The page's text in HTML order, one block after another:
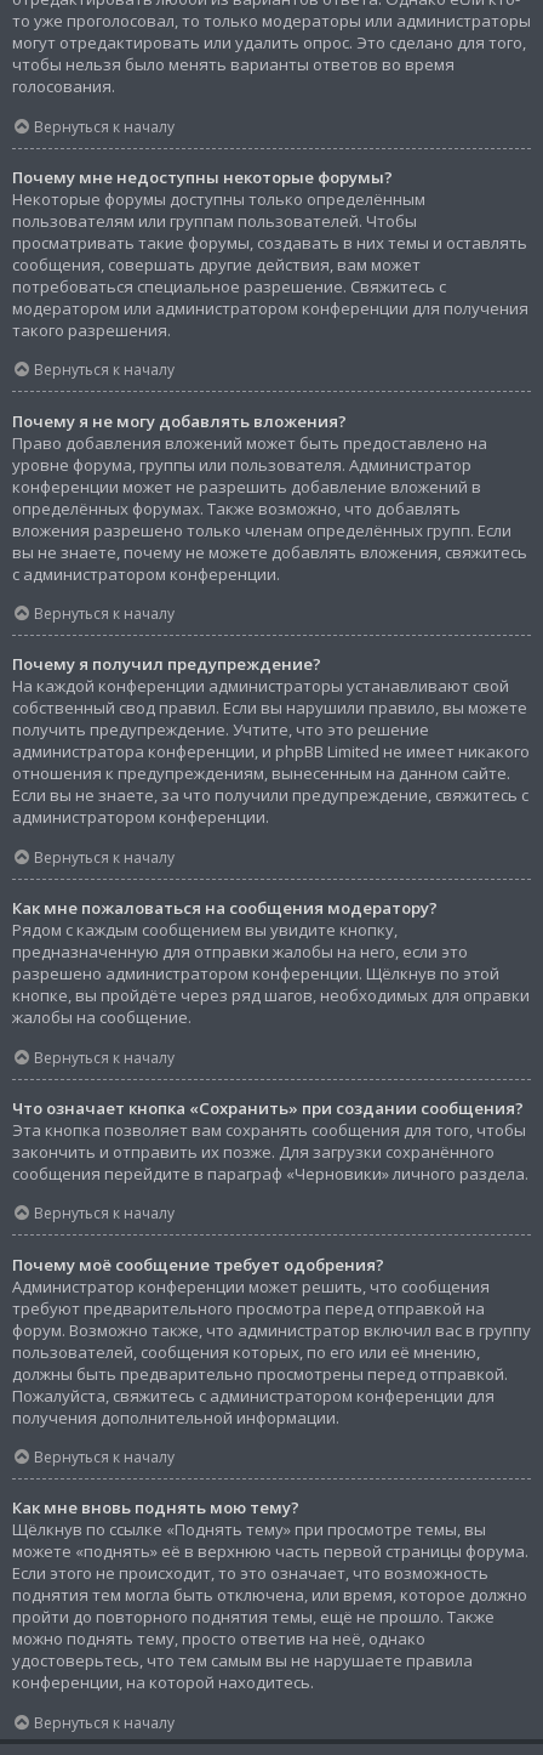
то уже проголосовал, то только модераторы или администраторы
могут отредактировать или удалить опрос. Это сделано для того,
чтобы нельзя было менять варианты ответов во время
голосования.
Вернуться к началу
Почему мне недоступны некоторые форумы?
Некоторые форумы доступны только определённым
пользователям или группам пользователей. Чтобы
просматривать такие форумы, создавать в них темы и оставлять
сообщения, совершать другие действия, вам может
потребоваться специальное разрешение. Свяжитесь с
модератором или администратором конференции для получения
такого разрешения.
Вернуться к началу
Почему я не могу добавлять вложения?
Право добавления вложений может быть предоставлено на
уровне форума, группы или пользователя. Администратор
конференции может не разрешить добавление вложений в
определённых форумах. Также возможно, что добавлять
вложения разрешено только членам определённых групп. Если
вы не знаете, почему не можете добавлять вложения, свяжитесь
с администратором конференции.
Вернуться к началу
Почему я получил предупреждение?
На каждой конференции администраторы устанавливают свой
собственный свод правил. Если вы нарушили правило, вы можете
получить предупреждение. Учтите, что это решение
администратора конференции, и phpBB Limited не имеет никакого
отношения к предупреждениям, вынесенным на данном сайте.
Если вы не знаете, за что получили предупреждение, свяжитесь с
администратором конференции.
Вернуться к началу
Как мне пожаловаться на сообщения модератору?
Рядом с каждым сообщением вы увидите кнопку,
предназначенную для отправки жалобы на него, если это
разрешено администратором конференции. Щёлкнув по этой
кнопке, вы пройдёте через ряд шагов, необходимых для оправки
жалобы на сообщение.
Вернуться к началу
Что означает кнопка «Сохранить» при создании сообщения?
Эта кнопка позволяет вам сохранять сообщения для того, чтобы
закончить и отправить их позже. Для загрузки сохранённого
сообщения перейдите в параграф «Черновики» личного раздела.
Вернуться к началу
Почему моё сообщение требует одобрения?
Администратор конференции может решить, что сообщения
требуют предварительного просмотра перед отправкой на
форум. Возможно также, что администратор включил вас в группу
пользователей, сообщения которых, по его или её мнению,
должны быть предварительно просмотрены перед отправкой.
Пожалуйста, свяжитесь с администратором конференции для
получения дополнительной информации.
Вернуться к началу
Как мне вновь поднять мою тему?
Щёлкнув по ссылке «Поднять тему» при просмотре темы, вы
можете «поднять» её в верхнюю часть первой страницы форума.
Если этого не происходит, то это означает, что возможность
поднятия тем могла быть отключена, или время, которое должно
пройти до повторного поднятия темы, ещё не прошло. Также
можно поднять тему, просто ответив на неё, однако
удостоверьтесь, что тем самым вы не нарушаете правила
конференции, на которой находитесь.
Вернуться к началу